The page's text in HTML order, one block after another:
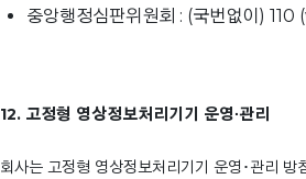
중앙행정심판위원회 : (국번없이)
12. 고정형 영상정보처리기기 운영∙관리
회사는 고정형 영상정보처리기기 운영･관리 방